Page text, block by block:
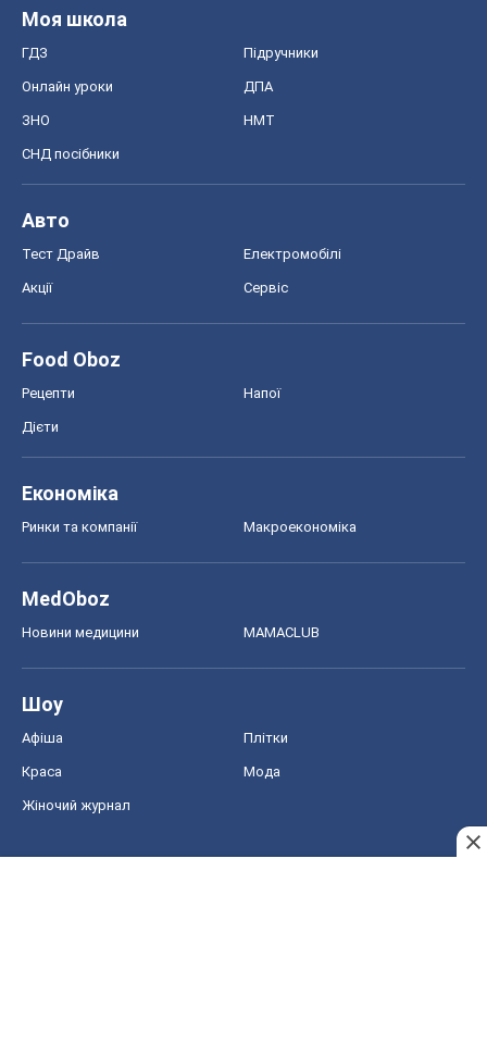
Моя школа
ГДЗ Підручники
Онлайн уроки ДПА
ЗНО НМТ
СНД посібники
Авто
Тест Драйв Електромобілі
Акції Сервіс
Food Oboz
Рецепти Напої
Дієти
Економіка
Ринки та компанії Макроекономіка
MedOboz
Новини медицини MAMACLUB
Шоу
Афіша Плітки
Краса Мода
Жіночий журнал